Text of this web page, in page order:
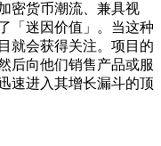
密货币潮流、兼具视
「迷因价值」。当这种
就会获得关注。项目的
后向他们销售产品或服
速进入其增长漏斗的顶